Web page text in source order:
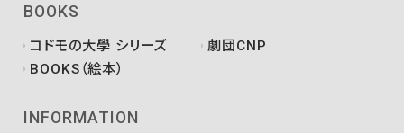
BOOKS
コドモの大學 シリーズ
劇団CNP
BOOKS（絵本）
INFORMATION